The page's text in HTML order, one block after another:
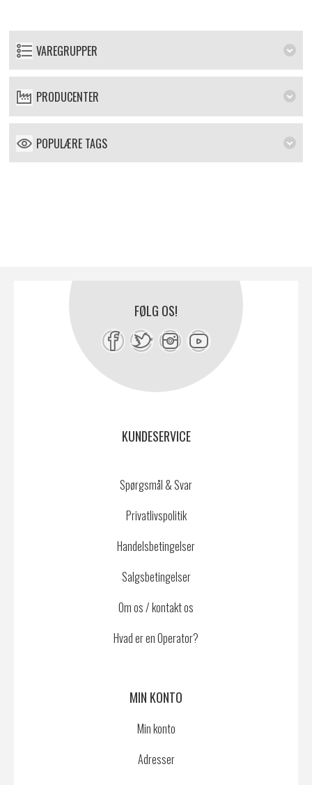
VAREGRUPPER
PRODUCENTER
POPULÆRE TAGS
FØLG OS!
KUNDESERVICE
Spørgsmål & Svar
Privatlivspolitik
Handelsbetingelser
Salgsbetingelser
Om os / kontakt os
Hvad er en Operator?
MIN KONTO
Min konto
Adresser